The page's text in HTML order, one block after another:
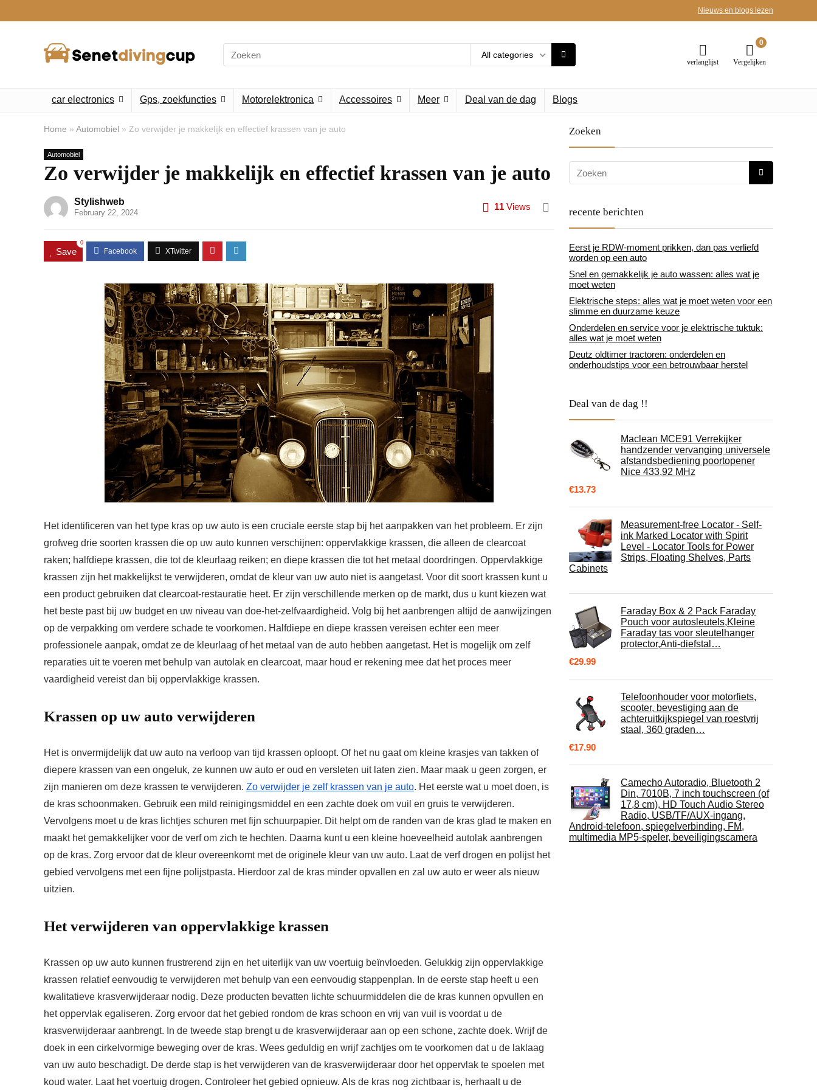
Nieuws en blogs lezen
Search
for:
All categories
verlanglijst
0
Vergelijken
car electronics Gps, zoekfuncties Motorelektronica Accessoires Meer Deal van de dag Blogs
Home » Automobiel » Zo verwijder je makkelijk en effectief krassen van je auto
Automobiel
Zo verwijder je makkelijk en effectief krassen van je auto
Stylishweb
February 22, 2024
11 Views
Save
0
Het identificeren van het type kras op uw auto is een cruciale eerste stap bij het aanpakken van het probleem. Er zijn
grofweg drie soorten krassen die op uw auto kunnen verschijnen: oppervlakkige krassen, die alleen de clearcoat
raken; halfdiepe krassen, die tot de kleurlaag reiken; en diepe krassen die tot het metaal doordringen. Oppervlakkige
krassen zijn het makkelijkst te verwijderen, omdat de kleur van uw auto niet is aangetast. Voor dit soort krassen kunt u
een product gebruiken dat clearcoat-restauratie heet. Er zijn verschillende merken op de markt, dus u kunt kiezen wat
het beste past bij uw budget en uw niveau van doe-het-zelfvaardigheid. Volg bij het aanbrengen altijd de aanwijzingen
op de verpakking om verdere schade te voorkomen. Halfdiepe en diepe krassen vereisen echter een meer
professionele aanpak, omdat ze de kleurlaag of het metaal van de auto hebben aangetast. Het is mogelijk om zelf
reparaties uit te voeren met behulp van autolak en clearcoat, maar houd er rekening mee dat het proces meer
vaardigheid vereist dan bij oppervlakkige krassen.
Krassen op uw auto verwijderen
Het is onvermijdelijk dat uw auto na verloop van tijd krassen oploopt. Of het nu gaat om kleine krasjes van takken of
diepere krassen van een ongeluk, ze kunnen uw auto er oud en versleten uit laten zien. Maar maak u geen zorgen, er
zijn manieren om deze krassen te verwijderen. Zo verwijder je zelf krassen van je auto. Het eerste wat u moet doen, is
de kras schoonmaken. Gebruik een mild reinigingsmiddel en een zachte doek om vuil en gruis te verwijderen.
Vervolgens moet u de kras lichtjes schuren met fijn schuurpapier. Dit helpt om de randen van de kras glad te maken en
maakt het gemakkelijker voor de verf om zich te hechten. Daarna kunt u een kleine hoeveelheid autolak aanbrengen
op de kras. Zorg ervoor dat de kleur overeenkomt met de originele kleur van uw auto. Laat de verf drogen en polijst het
gebied vervolgens met een fijne polijstpasta. Hierdoor zal de kras minder opvallen en zal uw auto er weer als nieuw
uitzien.
Het verwijderen van oppervlakkige krassen
Krassen op uw auto kunnen frustrerend zijn en het uiterlijk van uw voertuig beïnvloeden. Gelukkig zijn oppervlakkige
krassen relatief eenvoudig te verwijderen met behulp van een eenvoudig stappenplan. In de eerste stap heeft u een
kwalitatieve krasverwijderaar nodig. Deze producten bevatten lichte schuurmiddelen die de kras kunnen opvullen en
het oppervlak egaliseren. Zorg ervoor dat het gebied rondom de kras schoon en vrij van vuil is voordat u de
krasverwijderaar aanbrengt. In de tweede stap brengt u de krasverwijderaar aan op een schone, zachte doek. Wrijf de
doek in een cirkelvormige beweging over de kras. Wees geduldig en wrijf zachtjes om te voorkomen dat u de laklaag
van uw auto beschadigt. De derde stap is het verwijderen van de krasverwijderaar door het oppervlak te spoelen met
koud water. Laat het voertuig drogen. Controleer het gebied opnieuw. Als de kras nog zichtbaar is, herhaalt u de
Zoeken
recente berichten
Eerst je RDW-moment prikken, dan pas verliefd
worden op een auto
Snel en gemakkelijk je auto wassen: alles wat je
moet weten
Elektrische steps: alles wat je moet weten voor een
slimme en duurzame keuze
Onderdelen en service voor je elektrische tuktuk:
alles wat je moet weten
Deutz oldtimer tractoren: onderdelen en
onderhoudstips voor een betrouwbaar herstel
Deal van de dag !!
Maclean MCE91 Verrekijker
handzender vervanging universele
afstandsbediening poortopener
Nice 433,92 MHz
€13.73
Measurement-free Locator - Self-
ink Marked Locator with Spirit
Level - Locator Tools for Power
Strips, Floating Shelves, Parts
Cabinets
Faraday Box & 2 Pack Faraday
Pouch voor autosleutels,Kleine
Faraday tas voor sleutelhanger
protector,Anti-diefstal…
€29.99
Telefoonhouder voor motorfiets,
scooter, bevestiging aan de
achteruitkijkspiegel van roestvrij
staal, 360 graden…
€17.90
Camecho Autoradio, Bluetooth 2
Din, 7010B, 7 inch touchscreen (of
17,8 cm), HD Touch Audio Stereo
Radio, USB/TF/AUX-ingang,
Android-telefoon, spiegelverbinding, FM,
multimedia MP5-speler, beveiligingscamera